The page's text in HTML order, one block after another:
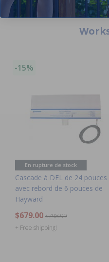
-15%
En rupture de stock
Cascade à DEL de 24 pouces
avec rebord de 6 pouces de
Hayward
$679.00 $798.99
+ Free shipping!